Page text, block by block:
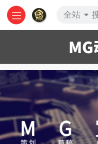
全站